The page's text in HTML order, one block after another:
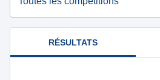
RÉSULTATS